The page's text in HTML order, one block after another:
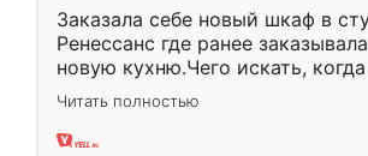
Заказала себе новый шкаф в
Ренессанс где ранее
новую кухню.Чего искать,
вполне довольна. Служит кухня
два года, нареканий нет.
Читать полностью